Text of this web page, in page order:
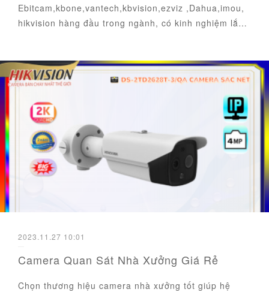
Ebitcam,kbone,vantech,kbvision,ezviz ,Dahua,imou,
hikvision hàng đầu trong ngành, có kinh nghiệm lắ…
2023.11.27 10:01
Camera Quan Sát Nhà Xưởng Giá Rẻ
Chọn thương hiệu camera nhà xưởng tốt giúp hệ